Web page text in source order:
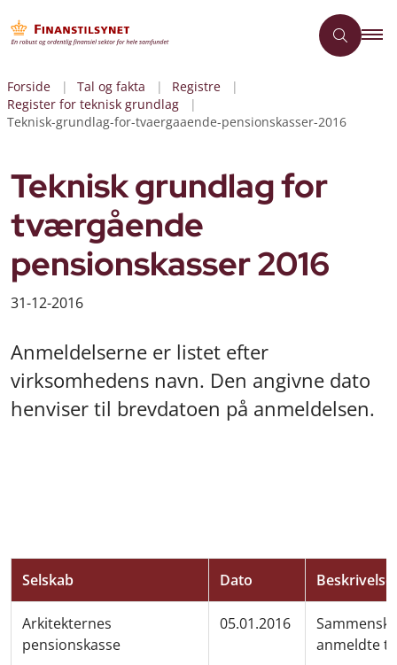
Forside Tal og fakta
Registre
Register for teknisk grundlag
Teknisk-grundlag-for-tvaergaaende-pensionskasser-2016
Teknisk grundlag for
tværgående
pensionskasser 2016
31-12-2016
Anmeldelserne er listet efter
virksomhedens navn. Den angivne dato
henviser til brevdatoen på anmeldelsen.
Selskab Dato Beskrivelse
Arkitekternes
pensionskasse
05.01.2016
anmeldte